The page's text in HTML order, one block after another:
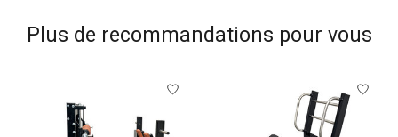
Plus de recommandations pour vous
Articles du carrousel de produits